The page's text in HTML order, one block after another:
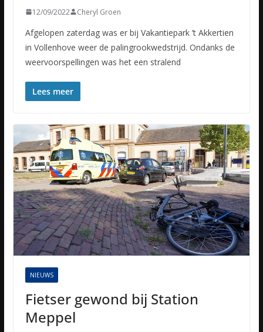
12/09/2022 Cheryl Groen
Afgelopen zaterdag was er bij Vakantiepark ’t Akkertien
in Vollenhove weer de palingrookwedstrijd. Ondanks de
weervoorspellingen was het een stralend
Lees meer
NIEUWS
Fietser gewond bij Station
Meppel